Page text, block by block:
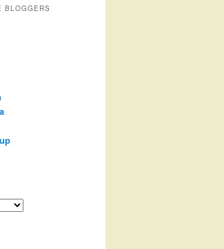
BLOGGERS